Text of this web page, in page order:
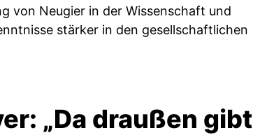
von Neugier in der Wissenschaft und
stärker in den gesellschaftlichen
„Da draußen gibt